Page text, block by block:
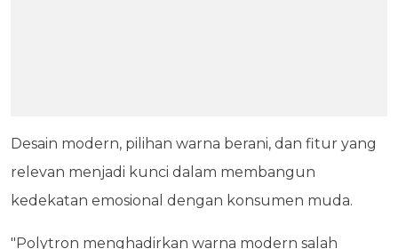
Desain modern, pilihan warna berani, dan fitur yang
relevan menjadi kunci dalam membangun
kedekatan emosional dengan konsumen muda.
"Polytron menghadirkan warna modern salah